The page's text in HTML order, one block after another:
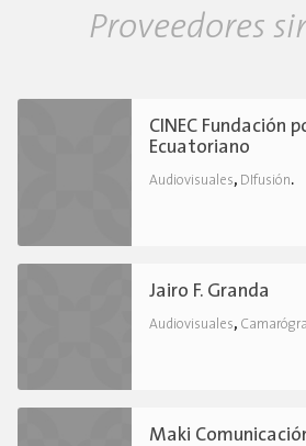
Proveedores
CINEC Fundación
Ecuatoriano
Audiovisuales, DIfusión.
Jairo F. Granda
Audiovisuales,
Maki